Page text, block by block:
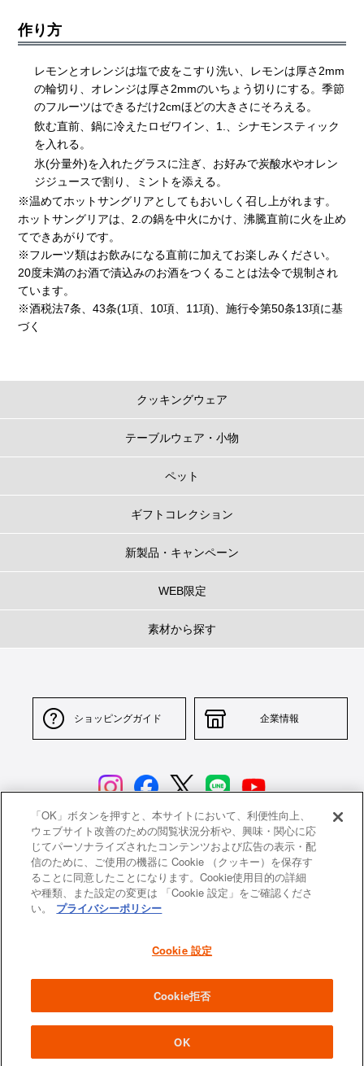
作り方
レモンとオレンジは塩で皮をこすり洗い、レモンは厚さ2mm
の輪切り、オレンジは厚さ2mmのいちょう切りにする。季節
のフルーツはできるだけ2cmほどの大きさにそろえる。
飲む直前、鍋に冷えたロゼワイン、1.、シナモンスティック
を入れる。
氷(分量外)を入れたグラスに注ぎ、お好みで炭酸水やオレン
ジジュースで割り、ミントを添える。
※温めてホットサングリアとしてもおいしく召し上がれます。
ホットサングリアは、2.の鍋を中火にかけ、沸騰直前に火を止め
てできあがりです。
※フルーツ類はお飲みになる直前に加えてお楽しみください。
20度未満のお酒で漬込みのお酒をつくることは法令で規制され
ています。
※酒税法7条、43条(1項、10項、11項)、施行令第50条13項に基
づく
クッキングウェア
テーブルウェア・小物
ペット
ギフトコレクション
新製品・キャンペーン
WEB限定
素材から探す
ショッピングガイド 企業情報
サイトポリシー 特定商取引法に基づく表示
並行輸入品について 個人情報保護方針
返品について
よくあるご質問 お問い合わせ
「OK」ボタンを押すと、本サイトにおいて、利便性向上、
ウェブサイト改善のための閲覧状況分析や、興味・関心に応
じてパーソナライズされたコンテンツおよび広告の表示・配
信のために、ご使用の機器に Cookie （クッキー）を保存す
ることに同意したことになります。Cookie使用目的の詳細
や種類、また設定の変更は 「Cookie 設定」をご確認くださ
い。
プライバシーポリシー
Cookie 設定
Cookie拒否
OK